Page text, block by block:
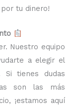
tu dinero!
Nuestro equipo
a elegir el
Si tienes dudas
son las más
¡estamos aquí